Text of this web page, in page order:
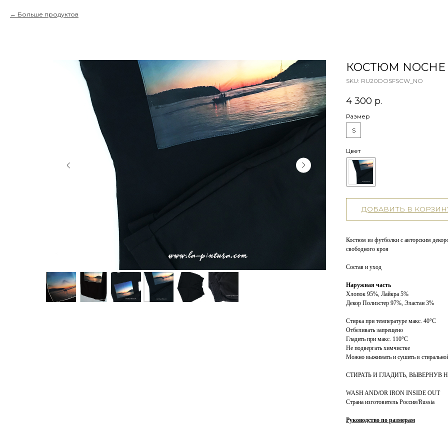
Больше продуктов
КОСТЮМ NOCHE
SKU: RU20DOSFSCW_NO
4 300 р.
Размер
S
Цвет
ДОБАВИТЬ В
Костюм из футболки с авторским
свободного кроя
Состав и уход
Наружная часть
Хлопок 95%, Лайкра 5%
Декор Полиэстер 97%, Эластан 3%
Стирка при температуре макс. 40°C
Отбеливать запрещено
Гладить при макс. 110°C
Не подвергать химчистке
Можно выжимать и сушить в
СТИРАТЬ И ГЛАДИТЬ, ВЫВЕРНУВ
WASH AND/OR IRON INSIDE OUT
Страна изготовитель Россия/Russia
Руководство по размерам